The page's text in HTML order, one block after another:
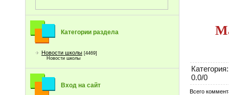
Категории раздела
Новости школы [4469]
Новости школы
Вход на сайт
Категория:
0.0/0
Всего